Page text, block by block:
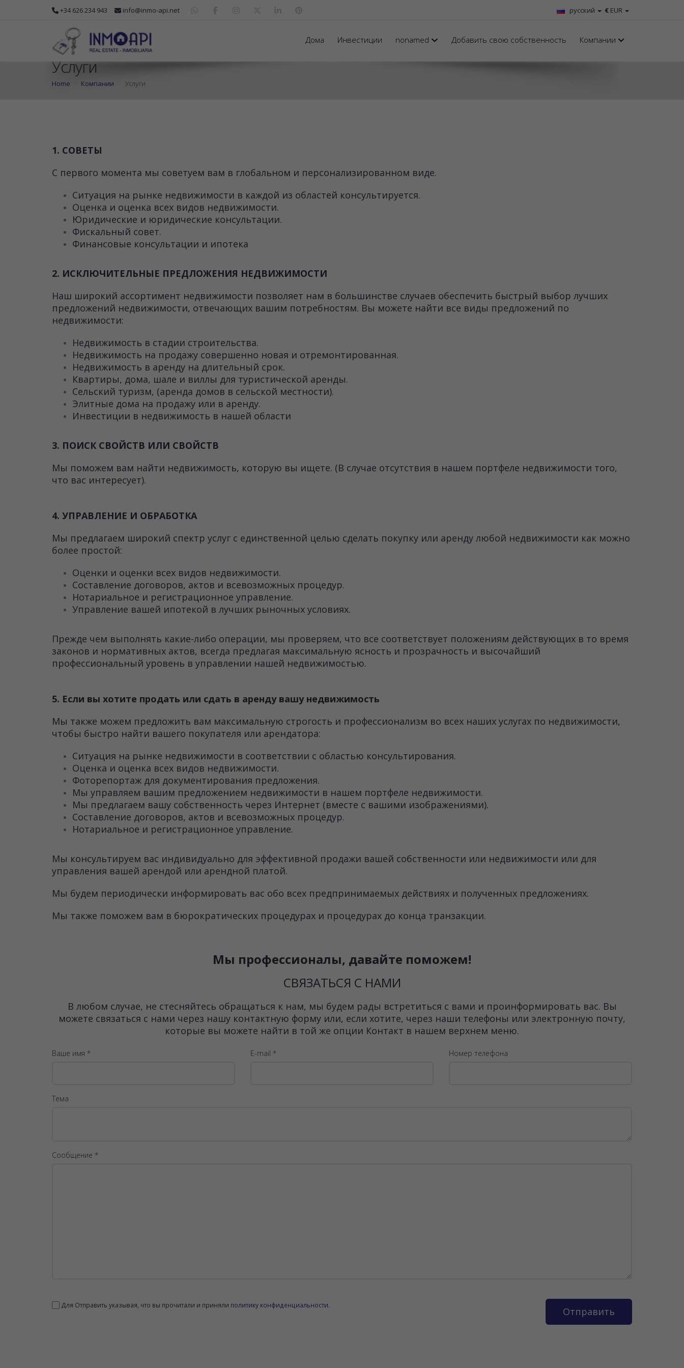
+34 626 234 943 info@inmo-api.net € EUR
русский
Дома Инвестиции nonamed Добавить свою собственность Компании
Услуги
Home Компании Услуги
1. СОВЕТЫ
С первого момента мы советуем вам в глобальном и персонализированном виде.
Ситуация на рынке недвижимости в каждой из областей консультируется.
Оценка и оценка всех видов недвижимости.
Юридические и юридические консультации.
Фискальный совет.
Финансовые консультации и ипотека
2. ИСКЛЮЧИТЕЛЬНЫЕ ПРЕДЛОЖЕНИЯ НЕДВИЖИМОСТИ
Наш широкий ассортимент недвижимости позволяет нам в большинстве случаев обеспечить быстрый выбор лучших
предложений недвижимости, отвечающих вашим потребностям. Вы можете найти все виды предложений по
недвижимости:
Недвижимость в стадии строительства.
Недвижимость на продажу совершенно новая и отремонтированная.
Недвижимость в аренду на длительный срок.
Квартиры, дома, шале и виллы для туристической аренды.
Сельский туризм, (аренда домов в сельской местности).
Элитные дома на продажу или в аренду.
Инвестиции в недвижимость в нашей области
3. ПОИСК СВОЙСТВ ИЛИ СВОЙСТВ
Мы поможем вам найти недвижимость, которую вы ищете. (В случае отсутствия в нашем портфеле недвижимости того,
что вас интересует).
4. УПРАВЛЕНИЕ И ОБРАБОТКА
Мы предлагаем широкий спектр услуг с единственной целью сделать покупку или аренду любой недвижимости как можно
более простой:
Оценки и оценки всех видов недвижимости.
Составление договоров, актов и всевозможных процедур.
Нотариальное и регистрационное управление.
Управление вашей ипотекой в ​​лучших рыночных условиях.
Прежде чем выполнять какие-либо операции, мы проверяем, что все соответствует положениям действующих в то время
законов и нормативных актов, всегда предлагая максимальную ясность и прозрачность и высочайший
профессиональный уровень в управлении нашей недвижимостью.
5. Если вы хотите продать или сдать в аренду вашу недвижимость
Мы также можем предложить вам максимальную строгость и профессионализм во всех наших услугах по недвижимости,
чтобы быстро найти вашего покупателя или арендатора:
Ситуация на рынке недвижимости в соответствии с областью консультирования.
Оценка и оценка всех видов недвижимости.
Фоторепортаж для документирования предложения.
Мы управляем вашим предложением недвижимости в нашем портфеле недвижимости.
Мы предлагаем вашу собственность через Интернет (вместе с вашими изображениями).
Составление договоров, актов и всевозможных процедур.
Нотариальное и регистрационное управление.
Мы консультируем вас индивидуально для эффективной продажи вашей собственности или недвижимости или для
управления вашей арендой или арендной платой.
Мы будем периодически информировать вас обо всех предпринимаемых действиях и полученных предложениях.
Мы также поможем вам в бюрократических процедурах и процедурах до конца транзакции.
Мы профессионалы, давайте поможем!
СВЯЗАТЬСЯ С НАМИ
В любом случае, не стесняйтесь обращаться к нам, мы будем рады встретиться с вами и проинформировать вас. Вы
можете связаться с нами через нашу контактную форму или, если хотите, через наши телефоны или электронную почту,
которые вы можете найти в той же опции Контакт в нашем верхнем меню.
Ваше имя * E-mail * Номер телефона
Тема
Сообщение *
Для Отправить указывая, что вы прочитали и приняли политику конфиденциальности.